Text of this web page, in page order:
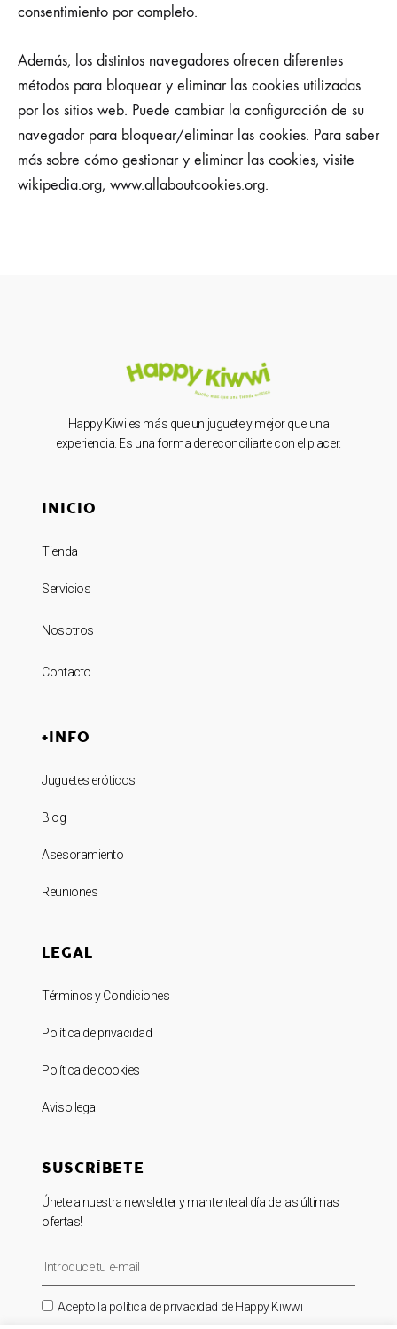
consentimiento por completo.
Además, los distintos navegadores ofrecen diferentes
métodos para bloquear y eliminar las cookies utilizadas
por los sitios web. Puede cambiar la configuración de su
navegador para bloquear/eliminar las cookies. Para saber
más sobre cómo gestionar y eliminar las cookies, visite
wikipedia.org, www.allaboutcookies.org.
Happy Kiwi es más que un juguete y mejor que una
experiencia. Es una forma de reconciliarte con el placer.
INICIO
Tienda
Servicios
Nosotros
Contacto
+INFO
Juguetes eróticos
Blog
Asesoramiento
Reuniones
LEGAL
Términos y Condiciones
Política de privacidad
Política de cookies
Aviso legal
SUSCRÍBETE
Únete a nuestra newsletter y mantente al día de las últimas
ofertas!
Acepto la política de privacidad de Happy Kiwwi